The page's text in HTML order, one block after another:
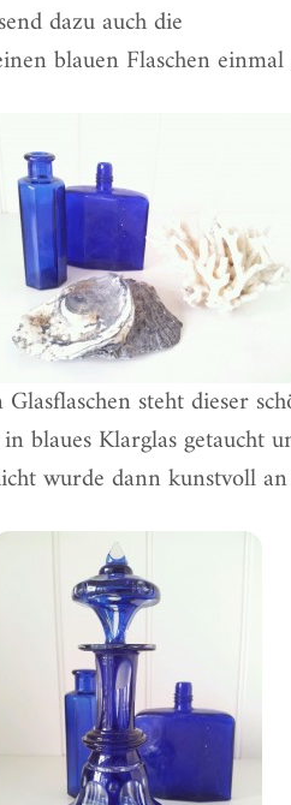
dazu auch die
blauen Flaschen
steht dieser
blaues Klarglas getaucht
wurde dann kunstvoll